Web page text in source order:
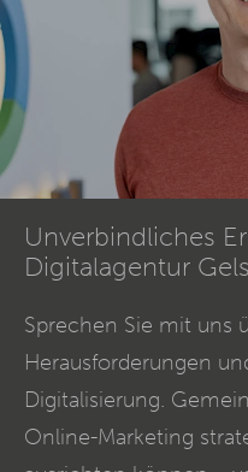
Unverbindliches
Digitalagentur
Sprechen Sie mit uns
Herausforderungen
Digitalisierung.
Online-Marketing